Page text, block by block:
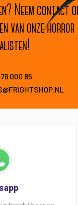
Neem contact
van onze horror
000 85